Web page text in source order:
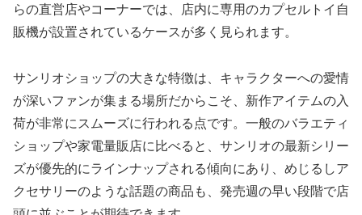
らの直営店やコーナーでは、店内に専用のカプセルトイ自
販機が設置されているケースが多く見られます。
サンリオショップの大きな特徴は、キャラクターへの愛情
が深いファンが集まる場所だからこそ、新作アイテムの入
荷が非常にスムーズに行われる点です。一般のバラエティ
ショップや家電量販店に比べると、サンリオの最新シリー
ズが優先的にラインナップされる傾向にあり、めじるしア
クセサリーのような話題の商品も、発売週の早い段階で店